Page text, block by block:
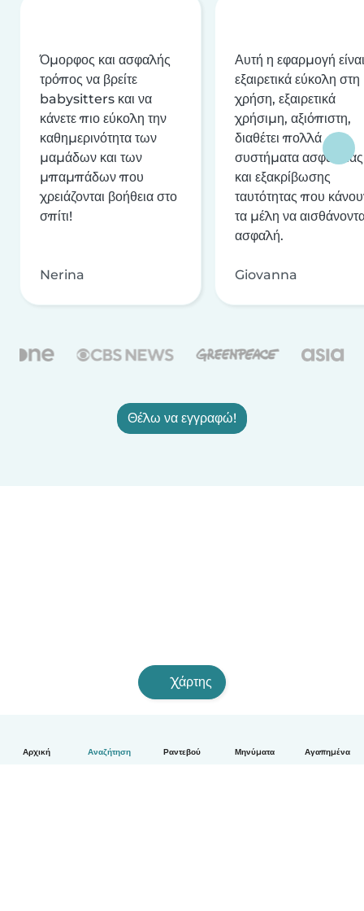
Αρχική Αναζήτηση Ραντεβού Μηνύματα Αγαπημένα
Όμορφος και ασφαλής
τρόπος να βρείτε
babysitters και να
κάνετε πιο εύκολη την
καθημερινότητα των
μαμάδων και των
μπαμπάδων που
χρειάζονται βοήθεια στο
σπίτι!
Nerina
Αυτή η εφαρμογή είναι
εξαιρετικά εύκολη στη
χρήση, εξαιρετικά
χρήσιμη, αξιόπιστη,
διαθέτει πολλά
συστήματα ασφαλείας
και εξακρίβωσης
ταυτότητας που
τα μέλη να
ασφαλή.
Giovanna
Θέλω να εγγραφώ!
Χάρτης